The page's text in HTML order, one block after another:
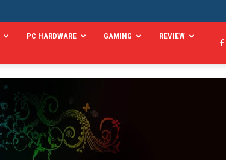
PC HARDWARE GAMING REVIEW